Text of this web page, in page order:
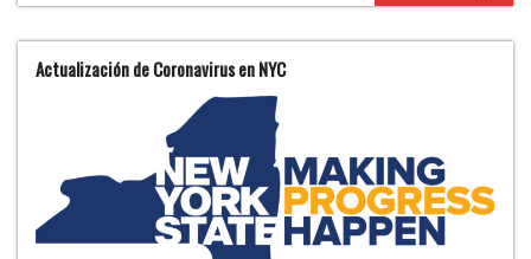
Actualización de Coronavirus en NYC